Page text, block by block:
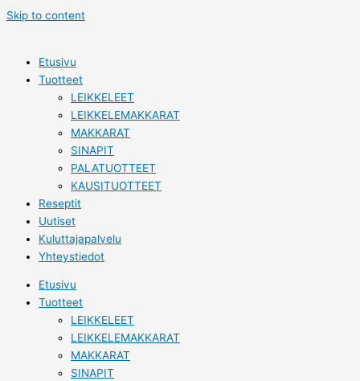
Skip to content
Etusivu
Tuotteet
LEIKKELEET
LEIKKELEMAKKARAT
MAKKARAT
SINAPIT
PALATUOTTEET
KAUSITUOTTEET
Reseptit
Uutiset
Kuluttajapalvelu
Yhteystiedot
Etusivu
Tuotteet
LEIKKELEET
LEIKKELEMAKKARAT
MAKKARAT
SINAPIT